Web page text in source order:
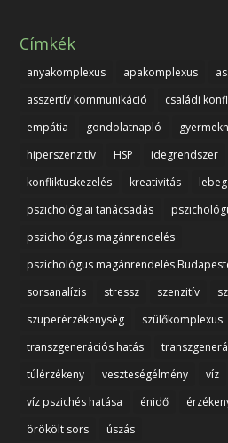
Címkék
anyakomplexus apakomplexus
asszertív kommunikáció
családi
empátia
gondolatnapló
hiperszenzitív
HSP idegrendszer
konfliktuskezelés
kreativitás
pszichológiai tanácsadás
pszichológus magánrendelés
pszichológus magánrendelés
sorsanalízis
stressz szenzitív
szuperérzékenység
szülőkomplexus
transzgenerációs hatás
túlérzékeny
veszteségélmény víz
víz pszichés hatása
énidő
örökölt sors
úszás